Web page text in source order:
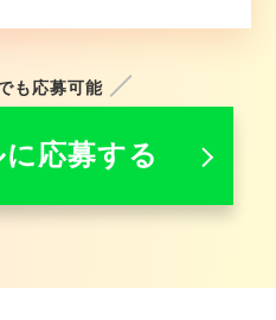
も応募可能
応募する